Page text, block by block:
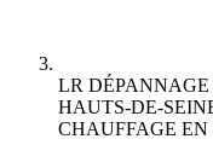
LR
HAUTS-DE-
CHAUFFAGE EN